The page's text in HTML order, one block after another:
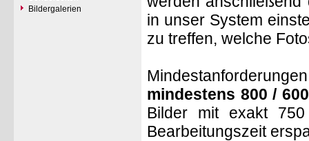
Bildergalerien
in unser System
zu treffen, welche
mindestens 800 /
Bilder mit exakt
Bearbeitungszeit